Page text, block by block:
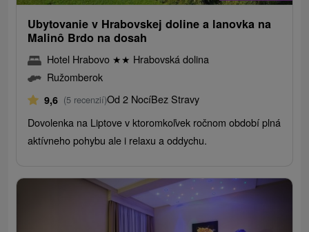
Ubytovanie v Hrabovskej doline a lanovka na
Malinô Brdo na dosah
Hotel Hrabovo ★★ Hrabovská dolina
Ružomberok
9,6 (5 recenzií)Od 2 NocíBez Stravy
Dovolenka na Liptove v ktoromkoľvek ročnom období plná
aktívneho pohybu ale i relaxu a oddychu.